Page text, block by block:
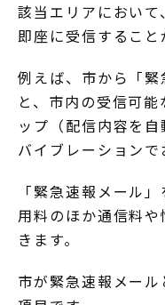
該当エリアにおい
即座に受信すること
例えば、市から「
と、市内の受信可
ップ（配信内容を
バイブレーションで
「緊急速報メール
用料のほか通信料
きます。
市が緊急速報メー